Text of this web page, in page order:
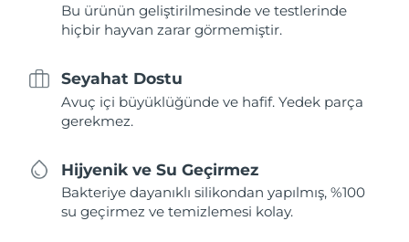
Bu ürünün geliştirilmesinde ve testlerinde
hiçbir hayvan zarar görmemiştir.
Seyahat Dostu
Avuç içi büyüklüğünde ve hafif. Yedek parça
gerekmez.
Hijyenik ve Su Geçirmez
Bakteriye dayanıklı silikondan yapılmış, %100
su geçirmez ve temizlemesi kolay.